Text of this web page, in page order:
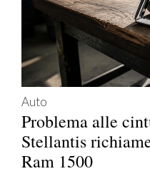
Auto
Problema alle
Stellantis
Ram 1500